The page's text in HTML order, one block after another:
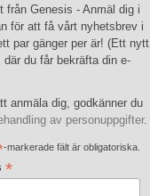
från Genesis - Anmäl dig i
för att få vårt nyhetsbrev i
par gänger per är! (Ett nytt
du får bekräfta din e-
anmäla dig, godkänner du
av personuppgifter.
-markerade fält är obligatoriska.
*